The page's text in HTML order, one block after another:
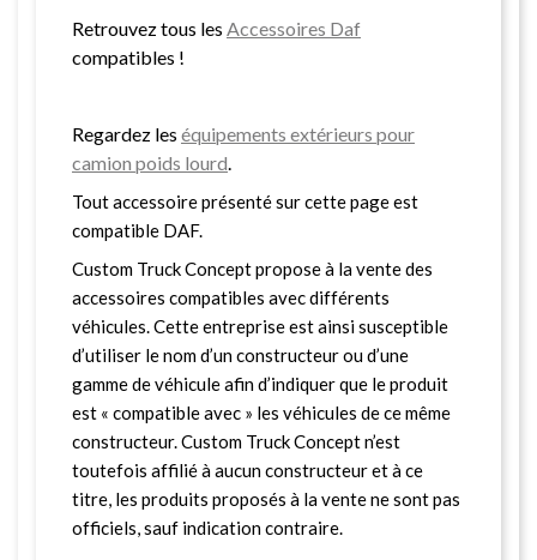
Retrouvez tous les Accessoires Daf
compatibles !
Regardez les équipements extérieurs pour
camion poids lourd
Tout accessoire présenté sur cette page est
compatible DAF.
Custom Truck Concept propose à la vente des
accessoires compatibles avec différents
véhicules. Cette entreprise est ainsi susceptible
d’utiliser le nom d’un constructeur ou d’une
gamme de véhicule afin d’indiquer que le produit
est « compatible avec » les véhicules de ce même
constructeur. Custom Truck Concept n’est
toutefois affilié à aucun constructeur et à ce
titre, les produits proposés à la vente ne sont pas
officiels, sauf indication contraire.